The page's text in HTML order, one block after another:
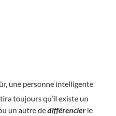
une personne intelligente
toujours qu’il existe un
un autre dedifférencier le